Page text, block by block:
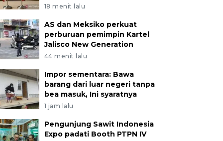
18 menit lalu
AS dan Meksiko perkuat
perburuan pemimpin Kartel
Jalisco New Generation
44 menit lalu
Impor sementara: Bawa
barang dari luar negeri tanpa
bea masuk, Ini syaratnya
1 jam lalu
Pengunjung Sawit Indonesia
Expo padati Booth PTPN IV